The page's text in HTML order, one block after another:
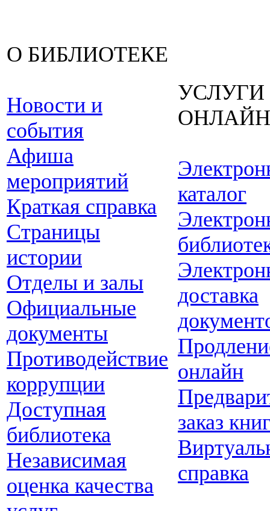
О БИБЛИОТЕКЕ
Новости и
события
Афиша
мероприятий
Краткая справка
Страницы
истории
Отделы и залы
Официальные
документы
Противодействие
коррупции
Доступная
библиотека
Независимая
оценка качества
УСЛУГИ
ОНЛАЙН
каталог
доставка
онлайн
заказ
справка